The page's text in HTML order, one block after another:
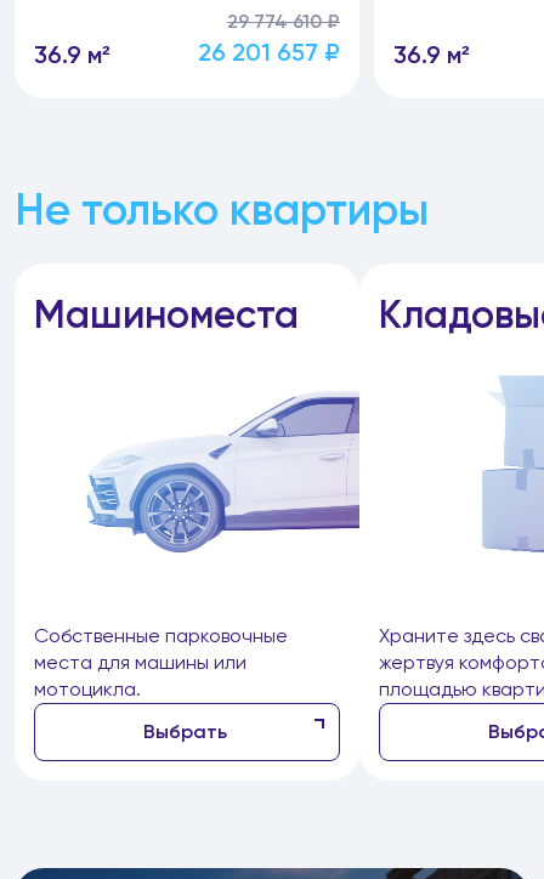
36.9 м²
29 774 610 ₽
26 201 657 ₽ 36.9 м²
Не только квартиры
Машиноместа
Собственные парковочные
места для машины или
мотоцикла.
Выбрать
Храните здесь
жертвуя
площадью